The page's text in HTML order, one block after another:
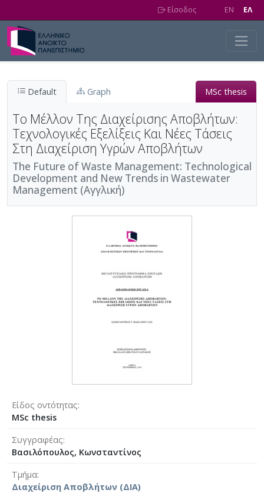
Είσοδος EN EΛ
Default Graph MSc thesis
Το Μέλλον Της Διαχείρισης Αποβλήτων:
Τεχνολογικές Εξελίξεις Και Νέες Τάσεις
Στη Διαχείριση Υγρών Αποβλήτων
The Future of Waste Management: Technological
Development and New Trends in Wastewater
Management (Αγγλική)
Είδος οντότητας
MSc thesis
Συγγραφέας
Βασιλόπουλος, Κωνσταντίνος
Τμήμα
Διαχείριση Αποβλήτων (ΔΙΑ)